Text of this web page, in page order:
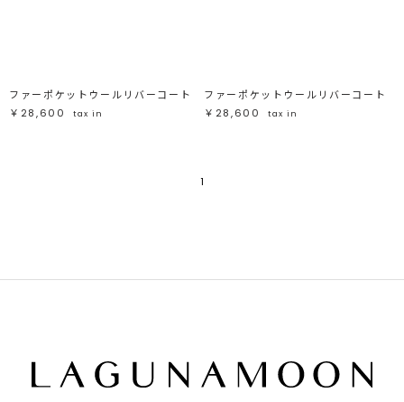
ファーポケットウールリバーコート
￥28,600
tax in
ファーポケットウールリバーコート
￥28,600
tax in
1